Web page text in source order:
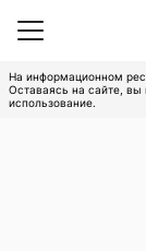
На информационном
Оставаясь на сайте, вы
использование.